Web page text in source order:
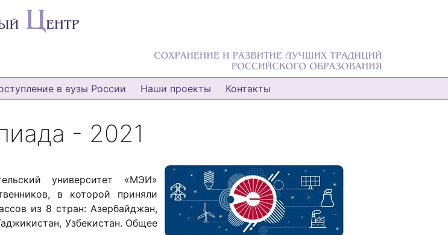
в вузы России Наши проекты Контакты
- 2021
университет «МЭИ»
в которой приняли
из 8 стран: Азербайджан,
Узбекистан. Общее